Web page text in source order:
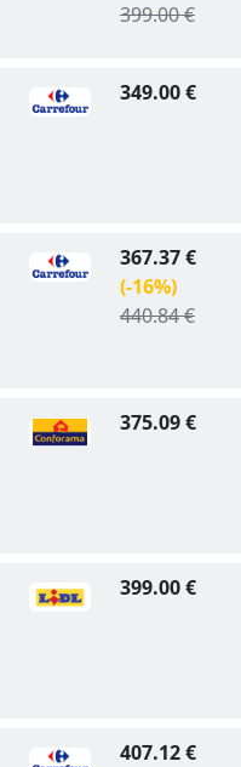
399.00 €
349.00 €
367.37 €
(-16%)
440.84 €
375.09 €
399.00 €
407.12 €